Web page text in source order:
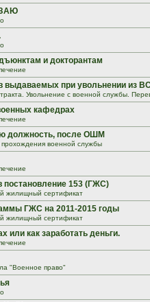
и докторантам
выдаваемых при увольнении из
Увольнение с военной службы.
кафедрах
должность, после ОШМ
военной службы
постановление 153 (ГЖС)
жилищный сертификат
ГЖС на 2011-2015 годы
жилищный сертификат
или как заработать деньги.
"Военное право"